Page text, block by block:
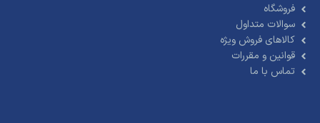
فروشگاه
سوالات متداول
کالاهای فروش ویژه
قوانین و مقررات
تماس با ما